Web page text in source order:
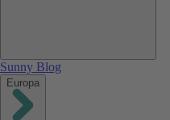
Sunny Blog
Europa